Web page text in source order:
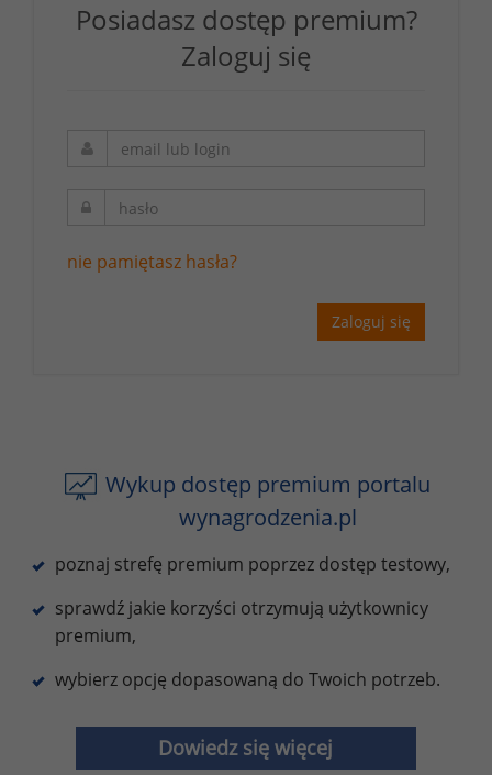
Posiadasz dostęp premium?
Zaloguj się
nie pamiętasz hasła?
Zaloguj się
Wykup dostęp premium portalu
wynagrodzenia.pl
poznaj strefę premium poprzez dostęp testowy,
sprawdź jakie korzyści otrzymują użytkownicy
premium,
wybierz opcję dopasowaną do Twoich potrzeb.
Dowiedz się więcej